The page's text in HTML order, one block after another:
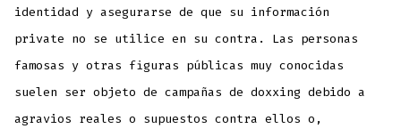
identidad y asegurarse de que su información
private no se utilice en su contra. Las personas
famosas y otras figuras públicas muy conocidas
suelen ser objeto de campañas de doxxing debido a
agravios reales o supuestos contra ellos o,